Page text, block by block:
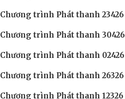
Chương trình Phát thanh 23426
Chương trình Phát thanh 30426
Chương trình Phát thanh 02426
Chương trình Phát thanh 26326
Chương trình Phát thanh 12326